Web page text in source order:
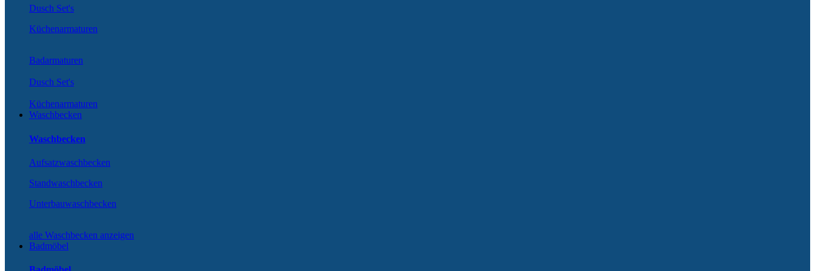
Dusch Set's
Küchenarmaturen
Badarmaturen
Dusch Set's
Küchenarmaturen
Waschbecken
Waschbecken
Aufsatzwaschbecken
Standwaschbecken
Unterbauwaschbecken
alle Waschbecken anzeigen
Badmöbel